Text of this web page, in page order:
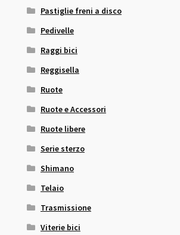
Pastiglie freni a disco
Pedivelle
Raggi bici
Reggisella
Ruote
Ruote e Accessori
Ruote libere
Serie sterzo
Shimano
Telaio
Trasmissione
Viterie bici